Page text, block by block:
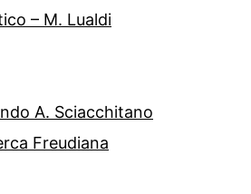
– M. Lualdi
A. Sciacchitano
Freudiana